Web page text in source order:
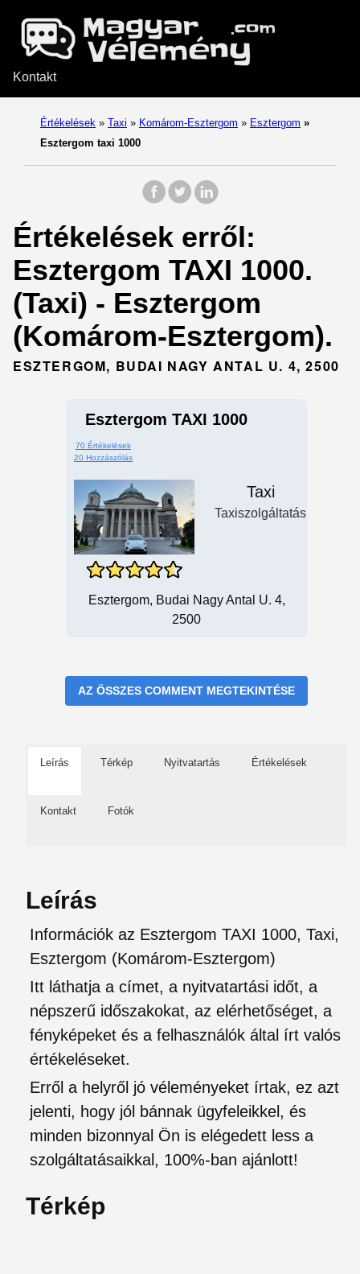
Kontakt
Értékelések » Taxi » Komárom-Esztergom » Esztergom »
Esztergom taxi 1000
Értékelések erről:
Esztergom TAXI 1000.
(Taxi) - Esztergom
(Komárom-Esztergom).
ESZTERGOM, BUDAI NAGY ANTAL U. 4, 2500
Esztergom TAXI 1000
70 Értékelések
20 Hozzászólás
Taxi
Taxiszolgáltatás
Esztergom, Budai Nagy Antal U. 4,
2500
AZ ÖSSZES COMMENT MEGTEKINTÉSE
Leírás Térkép Nyitvatartás Értékelések
Kontakt Fotók
Leírás
Információk az Esztergom TAXI 1000, Taxi,
Esztergom (Komárom-Esztergom)
Itt láthatja a címet, a nyitvatartási időt, a
népszerű időszakokat, az elérhetőséget, a
fényképeket és a felhasználók által írt valós
értékeléseket.
Erről a helyről jó véleményeket írtak, ez azt
jelenti, hogy jól bánnak ügyfeleikkel, és
minden bizonnyal Ön is elégedett less a
szolgáltatásaikkal, 100%-ban ajánlott!
Térkép